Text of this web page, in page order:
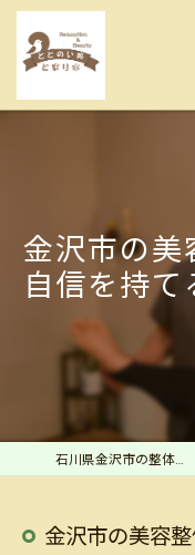
金沢市の美
自信を持
石川県金沢市の整体ならととのい処とまり木
金沢市の美容